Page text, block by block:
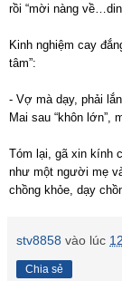
rồi “mời nàng
Kinh nghiệm cay
tâm”:
- Vợ mà dạy, phải
Mai sau “khôn lớn”,
Tóm lại, gã xin kính
như một người mẹ
chồng khỏe, dạy
stv8858 vào lúc
Chia sẻ